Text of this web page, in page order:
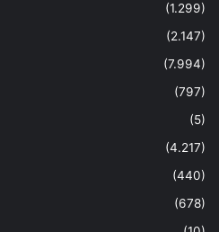
(1.299)
(2.147)
(7.994)
(797)
(5)
(4.217)
(440)
(678)